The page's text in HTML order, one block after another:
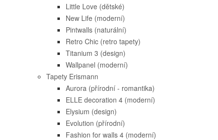
Little Love (dětské)
New Life (moderní)
Pintwalls (naturální)
Retro Chic (retro tapety)
Titanium 3 (design)
Wallpanel (moderní)
Tapety Erismann
Aurora (přírodní - romantika)
ELLE decoration 4 (moderní)
Elysium (design)
Evolution (přírodní)
Fashion for walls 4 (moderní)